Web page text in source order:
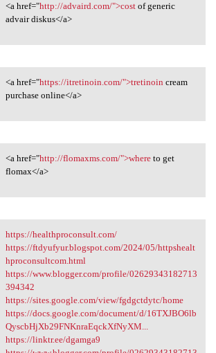
href="http://advaird.com/"
<a href="http://advaird.com/">costof generic
advair diskus</a>
href="https://itretinoin
<a href="https://itretinoin.com/">tretinoin cream
purchase online</a>
href="http://flomaxms.com/
<a href="http://flomaxms.com/">whereto get
flomax</a>
healthproconsult.com/
https://healthproconsult.com/
https://ftdyufyur.blogspot.com/2024/05/httpshealt
hproconsultcom.html
https://www.blogger.com/profile/02629343182713
394342
https://sites.google.com/view/fgdgctdytc/home
https://docs.google.com/document/d/16TXJBO6lb
QyscbHjXb29FNKnraEqckXfNyXM...
https://linktr.ee/dgamga9